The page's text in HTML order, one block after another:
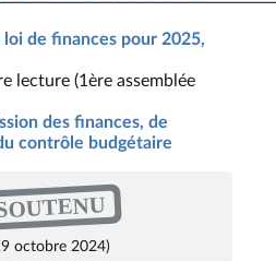
loi de finances pour 2025,
lecture (1ère assemblée
des finances, de
contrôle budgétaire
octobre 2024)